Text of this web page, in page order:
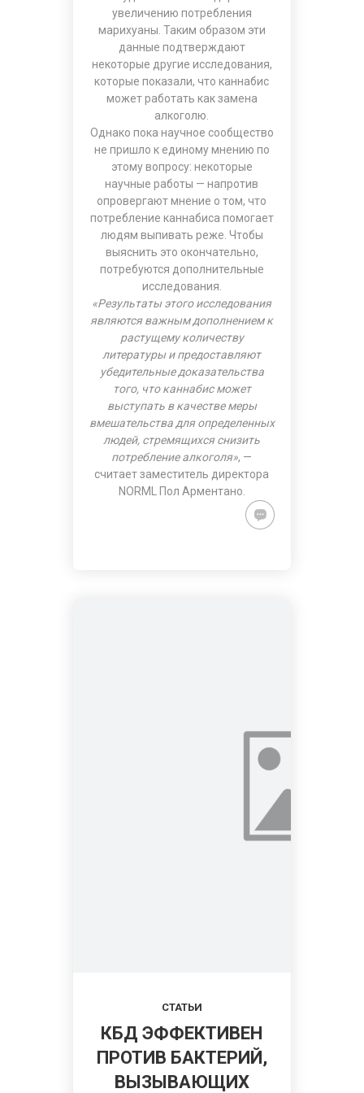
увеличению потребления
марихуаны. Таким образом эти
данные подтверждают
некоторые другие исследования,
которые показали, что каннабис
может работать как замена
алкоголю.
Однако пока научное сообщество
не пришло к единому мнению по
этому вопросу: некоторые
научные работы — напротив
опровергают мнение о том, что
потребление каннабиса помогает
людям выпивать реже. Чтобы
выяснить это окончательно,
потребуются дополнительные
исследования.
«Результаты этого исследования
являются важным дополнением к
растущему количеству
литературы и предоставляют
убедительные доказательства
того, что каннабис может
выступать в качестве меры
вмешательства для определенных
людей, стремящихся снизить
потребление алкоголя», —
считает заместитель директора
NORML Пол Арментано.
СТАТЬИ
КБД ЭФФЕКТИВЕН
ПРОТИВ БАКТЕРИЙ,
ВЫЗЫВАЮЩИХ